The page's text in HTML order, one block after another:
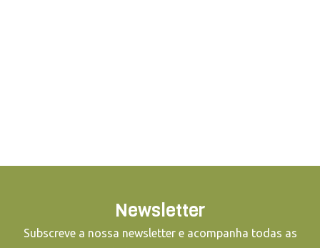
Newsletter
Subscreve a nossa newsletter e acompanha todas as